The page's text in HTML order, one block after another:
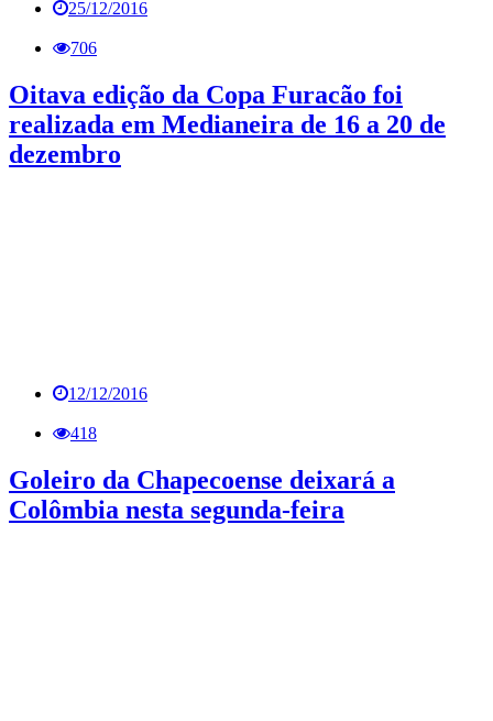
25/12/2016
706
Oitava edição da Copa Furacão foi
realizada em Medianeira de 16 a 20 de
dezembro
12/12/2016
418
Goleiro da Chapecoense deixará a
Colômbia nesta segunda-feira